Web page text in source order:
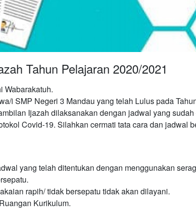
Tahun Pelajaran 2020/2021
Wabarakatuh.
i SMP Negeri 3 Mandau yang telah Lulus pada
Ijazah dilaksanakan dengan jadwal yang
Covid-19. Silahkan cermati tata cara dan jadwal
yang telah ditentukan dengan menggunakan
rapih/ tidak bersepatu tidak akan dilayani.
Kurikulum.